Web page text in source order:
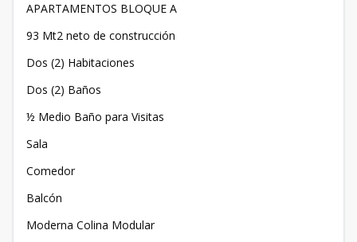
APARTAMENTOS BLOQUE A
93 Mt2 neto de construcción
Dos (2) Habitaciones
Dos (2) Baños
½ Medio Baño para Visitas
Sala
Comedor
Balcón
Moderna Colina Modular